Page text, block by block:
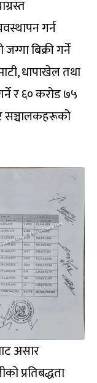
गर्न
बिक्री गर्ने
धापाखेल तथा
र ६० करोड ७५
सञ्चालकहरूको
असार
प्रतिबद्धता